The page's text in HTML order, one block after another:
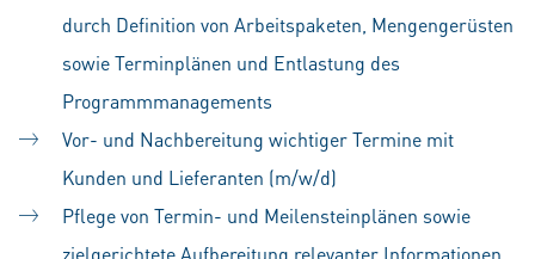
durch Definition von Arbeitspaketen, Mengengerüsten
sowie Terminplänen und Entlastung des
Programmmanagements
Vor- und Nachbereitung wichtiger Termine mit
Kunden und Lieferanten (m/w/d)
Pflege von Termin- und Meilensteinplänen sowie
zielgerichtete Aufbereitung relevanter Informationen